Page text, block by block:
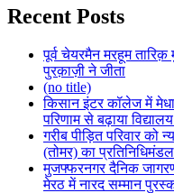
Recent Posts
पूर्व चेयरमैन मरहूम
पुरक़ाज़ी ने जीता
(no title)
किसान इंटर कॉलेज में
परिणाम से बढ़ाया
गरीब पीड़ित परिवार को
(तोमर) का प्रतिनिधिमंडल
मुजफ्फरनगर दैनिक
मेरठ में नारद सम्मान